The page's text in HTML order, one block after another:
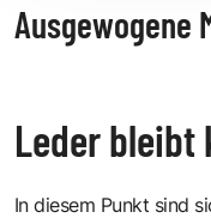
Ausgewogene
Leder bleibt
In diesem Punkt sind